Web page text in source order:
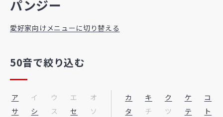
パンジー
愛好家向けメニューに切り替える
50音で絞り込む
ア イ ウ エ オ カ キ ク ケ
コ
サ
シ ス セ ソ タ チ ツ テ
ト